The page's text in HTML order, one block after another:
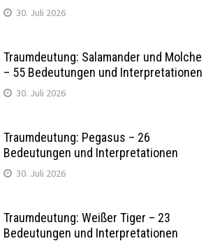
30. Juli 2026
Traumdeutung: Salamander und Molche
– 55 Bedeutungen und Interpretationen
30. Juli 2026
Traumdeutung: Pegasus – 26
Bedeutungen und Interpretationen
30. Juli 2026
Traumdeutung: Weißer Tiger – 23
Bedeutungen und Interpretationen